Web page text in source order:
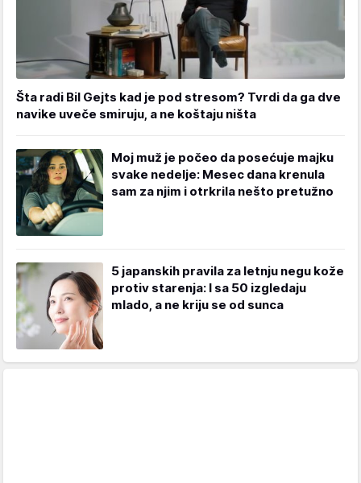
Šta radi Bil Gejts kad je pod stresom? Tvrdi da ga dve
navike uveče smiruju, a ne koštaju ništa
Moj muž je počeo da posećuje majku
svake nedelje: Mesec dana krenula
sam za njim i otrkrila nešto pretužno
5 japanskih pravila za letnju negu kože
protiv starenja: I sa 50 izgledaju
mlado, a ne kriju se od sunca